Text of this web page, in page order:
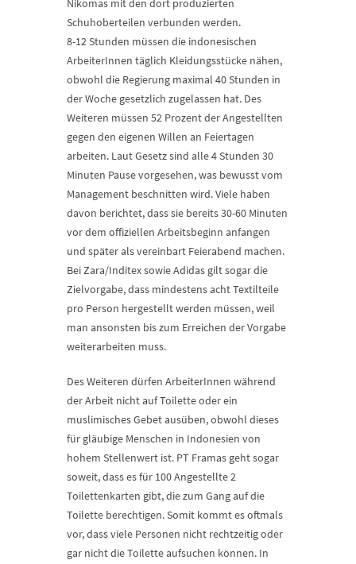
Nikomas mit den dort produzierten
Schuhoberteilen verbunden werden.
8-12 Stunden müssen die indonesischen
ArbeiterInnen täglich Kleidungsstücke nähen,
obwohl die Regierung maximal 40 Stunden in
der Woche gesetzlich zugelassen hat. Des
Weiteren müssen 52 Prozent der Angestellten
gegen den eigenen Willen an Feiertagen
arbeiten. Laut Gesetz sind alle 4 Stunden 30
Minuten Pause vorgesehen, was bewusst vom
Management beschnitten wird. Viele haben
davon berichtet, dass sie bereits 30-60 Minuten
vor dem offiziellen Arbeitsbeginn anfangen
und später als vereinbart Feierabend machen.
Bei Zara/Inditex sowie Adidas gilt sogar die
Zielvorgabe, dass mindestens acht Textilteile
pro Person hergestellt werden müssen, weil
man ansonsten bis zum Erreichen der Vorgabe
weiterarbeiten muss.
Des Weiteren dürfen ArbeiterInnen während
der Arbeit nicht auf Toilette oder ein
muslimisches Gebet ausüben, obwohl dieses
für gläubige Menschen in Indonesien von
hohem Stellenwert ist. PT Framas geht sogar
soweit, dass es für 100 Angestellte 2
Toilettenkarten gibt, die zum Gang auf die
Toilette berechtigen. Somit kommt es oftmals
vor, dass viele Personen nicht rechtzeitig oder
gar nicht die Toilette aufsuchen können. In